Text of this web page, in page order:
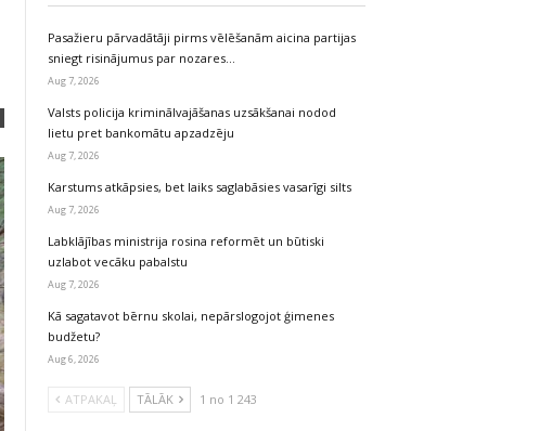
Pasažieru pārvadātāji pirms vēlēšanām aicina partijas
sniegt risinājumus par nozares…
Aug 7, 2026
Valsts policija kriminālvajāšanas uzsākšanai nodod
lietu pret bankomātu apzadzēju
Aug 7, 2026
Karstums atkāpsies, bet laiks saglabāsies vasarīgi silts
Aug 7, 2026
Labklājības ministrija rosina reformēt un būtiski
uzlabot vecāku pabalstu
Aug 7, 2026
Kā sagatavot bērnu skolai, nepārslogojot ģimenes
budžetu?
Aug 6, 2026
ATPAKAĻ TĀLĀK 1 no 1 243